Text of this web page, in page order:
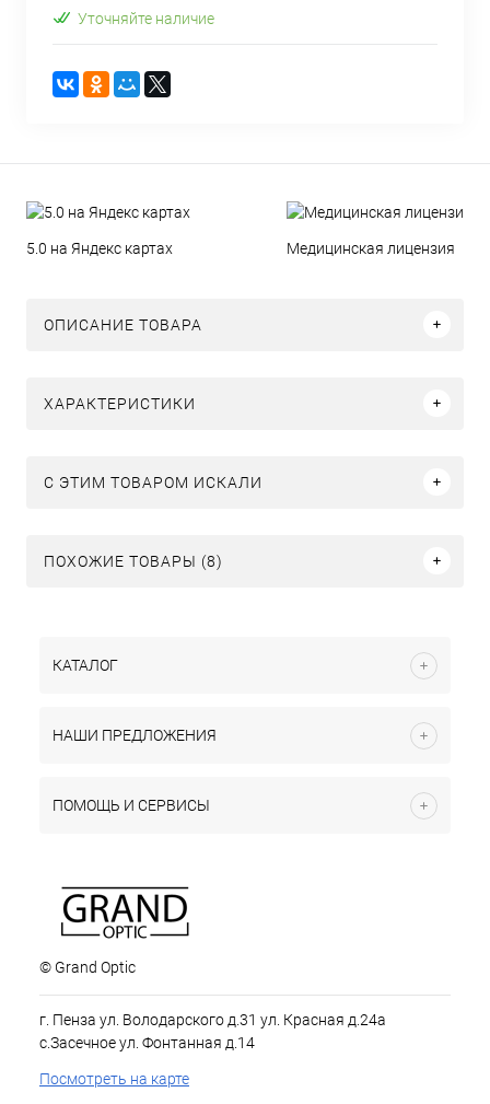
Уточняйте наличие
5.0 на Яндекс картах Медицинская лицензия
ОПИСАНИЕ ТОВАРА
ХАРАКТЕРИСТИКИ
C ЭТИМ ТОВАРОМ ИСКАЛИ
ПОХОЖИЕ ТОВАРЫ (8)
КАТАЛОГ
НАШИ ПРЕДЛОЖЕНИЯ
ПОМОЩЬ И СЕРВИСЫ
© Grand Optic
г. Пенза ул. Володарского д.31 ул. Красная д.24а
с.Засечное ул. Фонтанная д.14
Посмотреть на карте